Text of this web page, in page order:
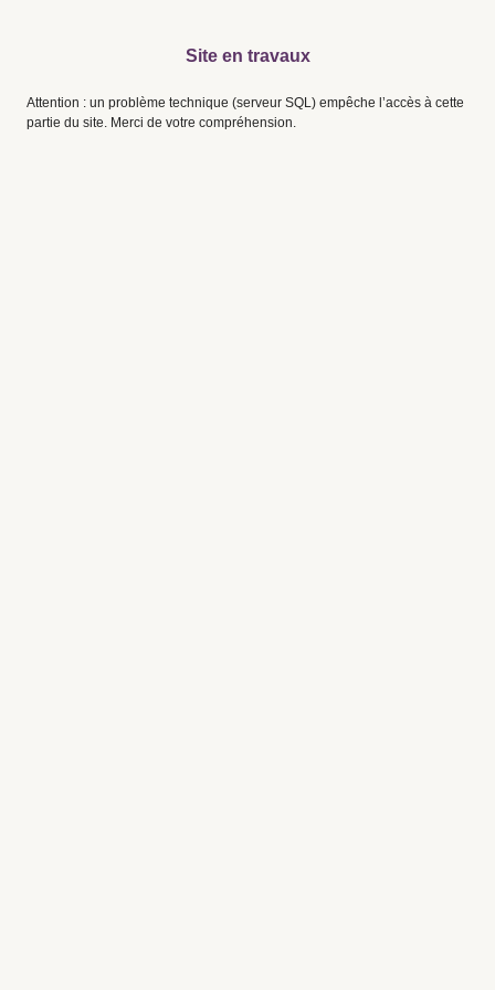
Site en travaux
Attention : un problème technique (serveur SQL) empêche l’accès à cette
partie du site. Merci de votre compréhension.